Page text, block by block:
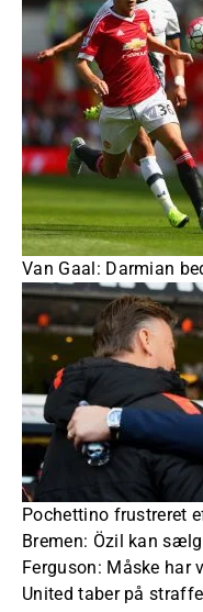
Van Gaal: Darmian
Pochettino frustreret
Bremen: Özil kan
Ferguson: Måske har
United taber på